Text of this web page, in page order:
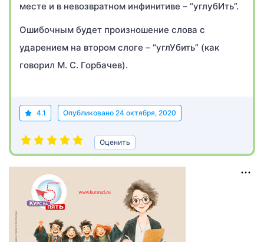
месте и в невозвратном инфинитиве – “углубИть”.
Ошибочным будет произношение слова с
ударением на втором слоге – “углУбить” (как
говорил М. С. Горбачев).
4.1 Опубликовано 24 октября, 2020
Оценить